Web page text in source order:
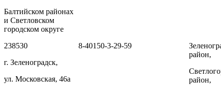
Балтийском районах
и Светловском
городском округе
238530
г. Зеленоградск,
ул. Московская, 46а
8-40150-3-29-59
район,
район,